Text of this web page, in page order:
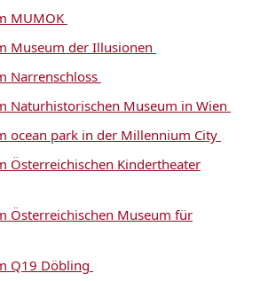
MUMOK
Museum der Illusionen
Narrenschloss
Naturhistorischen Museum in Wien
ocean park in der Millennium City
Österreichischen Kindertheater
Österreichischen Museum für
Q19 Döbling